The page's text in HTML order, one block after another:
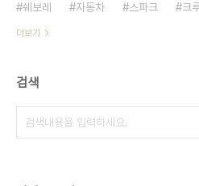
쉐보레
자동차 스파크 크
더보기
검색